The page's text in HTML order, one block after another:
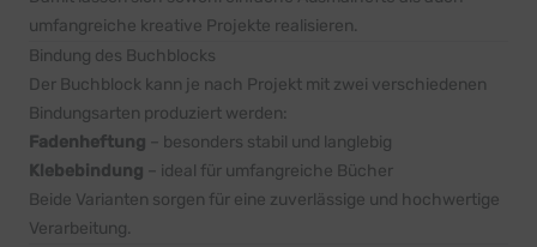
umfangreiche kreative Projekte realisieren.
Bindung des Buchblocks
Der Buchblock kann je nach Projekt mit zwei verschiedenen
Bindungsarten produziert werden:
Fadenheftung – besonders stabil und langlebig
Klebebindung – ideal für umfangreiche Bücher
Beide Varianten sorgen für eine zuverlässige und hochwertige
Verarbeitung.